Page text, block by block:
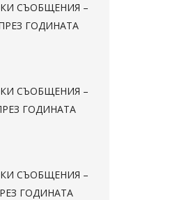
СЪОБЩЕНИЯ –
ГОДИНАТА
СЪОБЩЕНИЯ –
ГОДИНАТА
СЪОБЩЕНИЯ –
ГОДИНАТА